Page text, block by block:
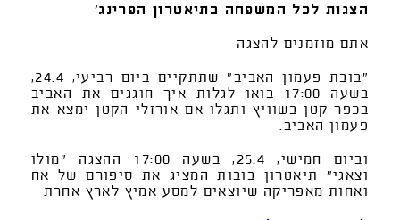
הצגות לכל המשפחה בתיאטרון הפרינג'
אתם מוזמנים להצגה
"בובת פעמון האביב" שתתקיים ביום רביעי, 24.4,
בשעה 17:00 בואו לגלות איך חוגגים את האביב
בכפר קטן בשוויץ ותגלו אם אורזלי הקטן ימצא את
פעמון האביב.
וביום חמישי, 25.4, בשעה 17:00 ההצגה "מולו
וצאגי" תיאטרון בובות המציג את סיפורם של אח
ואחות מאפריקה שיוצאים למסע אמיץ לארץ אחרת